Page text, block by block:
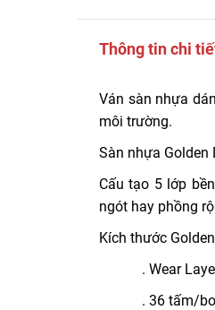
Thông tin chi
Ván sàn nhựa
môi trường.
Sàn nhựa Golden
Cấu tạo 5 lớp
ngót hay phồng
Kích thước
. Wear
. 36 tấm/